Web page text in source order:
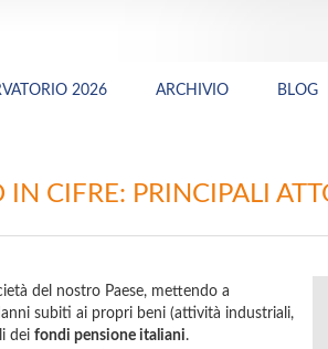
2026 ARCHIVIO BLOG
CIFRE: PRINCIPALI
del nostro Paese, mettendo a
subiti ai propri beni (attività industriali,
dei fondi pensione italiani.